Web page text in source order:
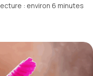
: environ 6 minutes